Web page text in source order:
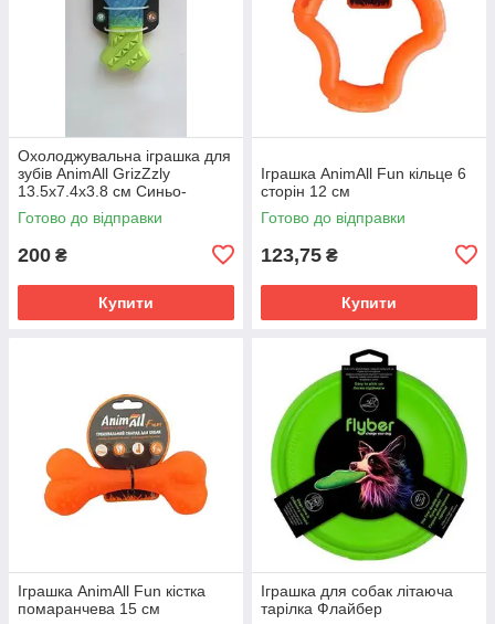
Охолоджувальна іграшка для
зубів AnimAll GrizZzly
13.5х7.4х3.8 см Синьо-
зелена
Готово до відправки
200 ₴
Купити
Іграшка AnimAll Fun кільце 6
сторін 12 см
Готово до відправки
123,75 ₴
Купити
Іграшка AnimAll Fun кістка
помаранчева 15 см
Іграшка для собак літаюча
тарілка Флайбер